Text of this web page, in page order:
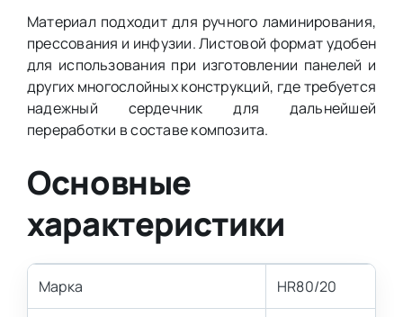
Материал подходит для ручного ламинирования,
прессования и инфузии. Листовой формат удобен
для использования при изготовлении панелей и
других многослойных конструкций, где требуется
надежный сердечник для дальнейшей
переработки в составе композита.
Основные
характеристики
Марка HR80/20